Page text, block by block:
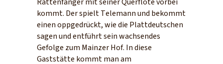
kommt. Der spielt Telemann und bekommt
einen oppgedrückt, wie die Plattdeutschen
sagen und entführt sein wachsendes
Gefolge zum Mainzer Hof. In diese
Gaststätte kommt man am